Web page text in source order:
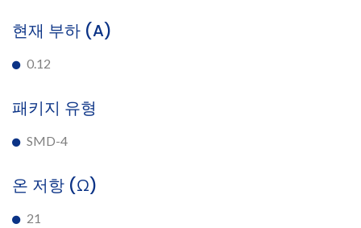
현재 부하 (A)
0.12
패키지 유형
SMD-4
온 저항 (Ω)
21